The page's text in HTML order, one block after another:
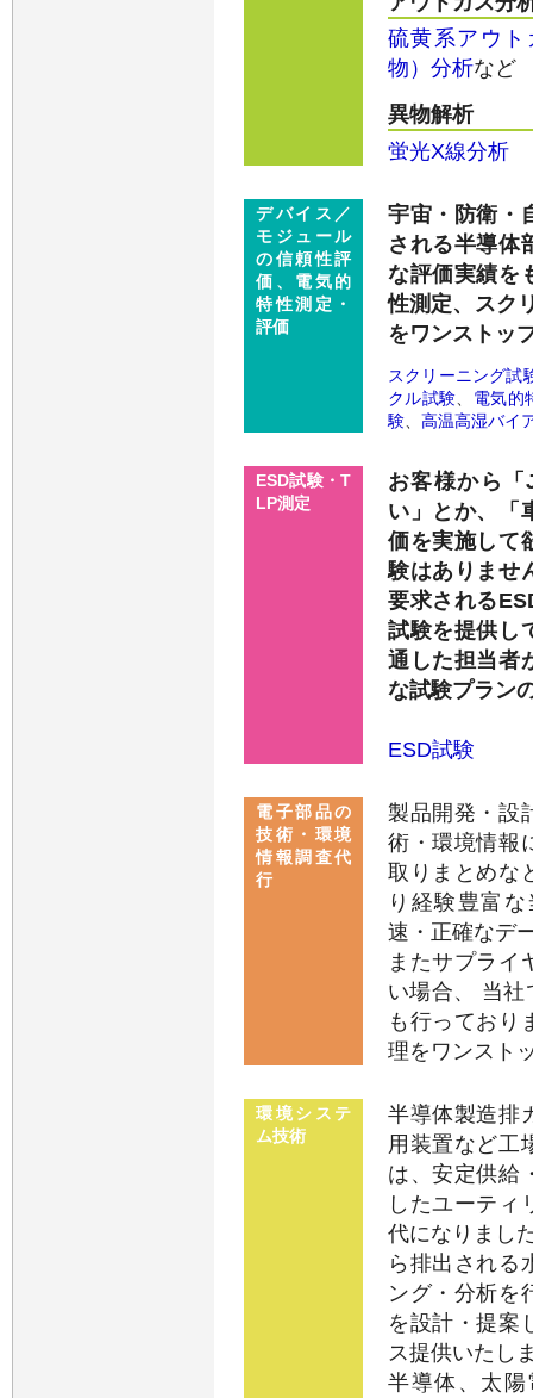
硫黄系アウト
物）分析など
異物解析
蛍光X線分析
デバイス／
モジュール
の信頼性評
価、電気的
特性測定・
評価
宇宙・防衛・
される半導体
な評価実績を
性測定、スク
をワンストッ
スクリーニング試
クル試験
電気的
験
高温高湿バイ
ESD試験・T
LP測定
お客様から「
い」とか、「
価を実施して
験はありませ
要求される
試験を提供し
通した担当者
な試験プラン
ESD試験
電子部品の
技術・環境
情報調査代
行
製品開発・設
術・環境情報
取りまとめな
り経験豊富
速・正確なデ
またサプライ
い場合、 当社
も行っており
理をワンスト
環境システ
ム技術
半導体製造排
用装置など工
は、安定供給
したユーティ
代になりまし
ら排出される
ング・分析を
を設計・提案
ス提供いたし
半導体、太